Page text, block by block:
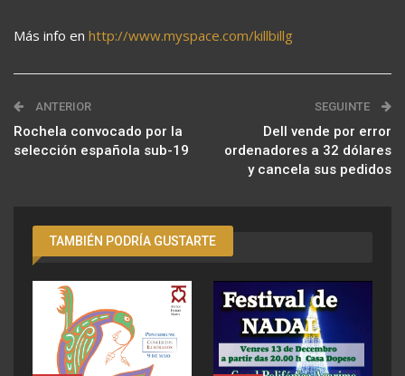
Más info en http://www.myspace.com/killbillg
ANTERIOR
Rochela convocado por la
selección española sub-19
SEGUINTE
Dell vende por error
ordenadores a 32 dólares
y cancela sus pedidos
TAMBIÉN PODRÍA GUSTARTE